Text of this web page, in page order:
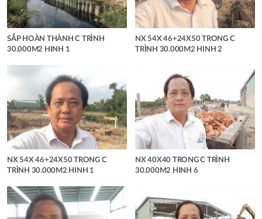
SẮP HOÀN THÀNH C TRÌNH
30.000M2 HINH 1
NX 54X 46+24X50 TRONG C
TRÌNH 30.000M2 HINH 2
NX 54X 46+24X50 TRONG C
TRÌNH 30.000M2 HINH 1
NX 40X40 TRONG C TRÌNH
30.000M2 HINH 6